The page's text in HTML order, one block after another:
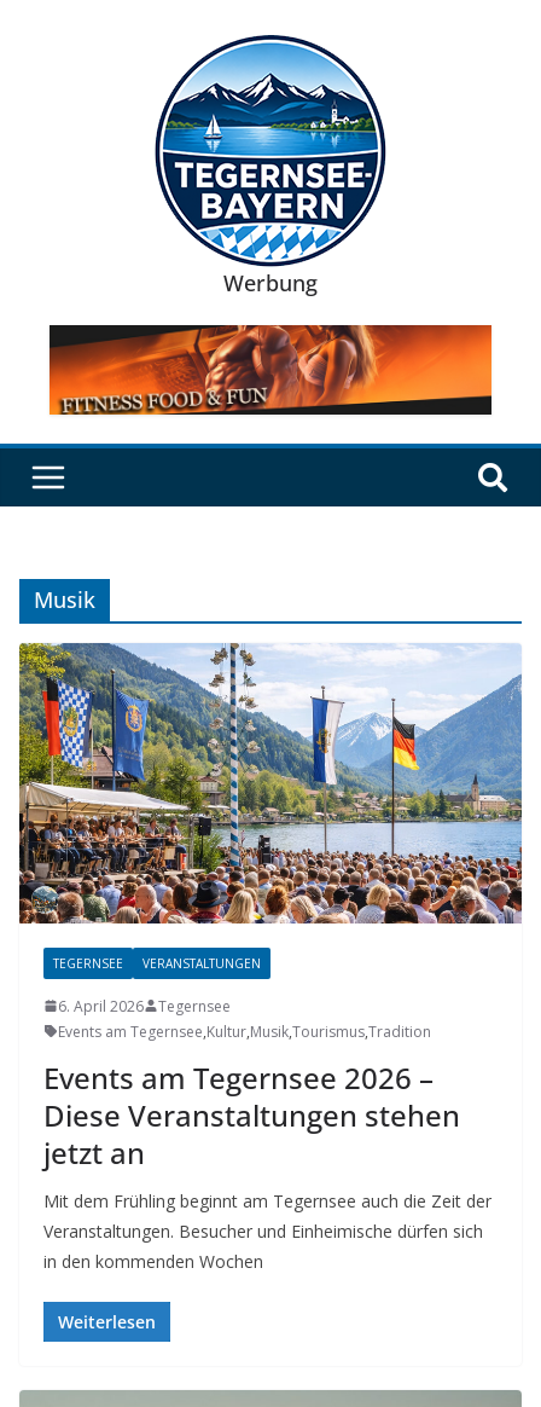
Werbung
Musik
TEGERNSEE VERANSTALTUNGEN
6. April 2026
Tegernsee
Events am Tegernsee,Kultur,Musik,Tourismus,Tradition
Events am Tegernsee 2026 –
Diese Veranstaltungen stehen
jetzt an
Mit dem Frühling beginnt am Tegernsee auch die Zeit der
Veranstaltungen. Besucher und Einheimische dürfen sich
in den kommenden Wochen
Weiterlesen